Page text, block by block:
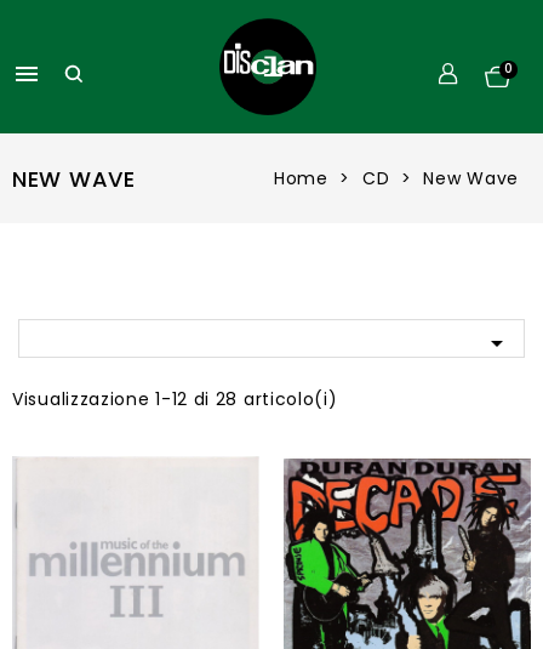
 0
NEW WAVE Home CD New Wave

Visualizzazione 1-12 di 28 articolo(i)